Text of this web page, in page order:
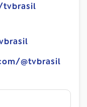
tvbrasil
@tvbrasil